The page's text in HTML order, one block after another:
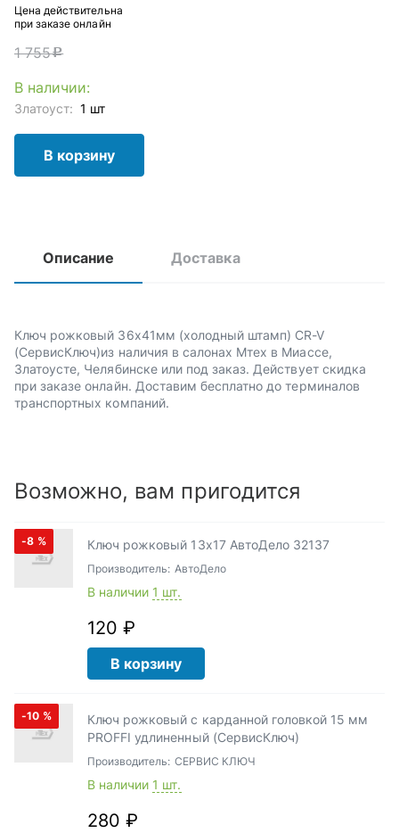
Цена действительна
при заказе онлайн
1 755c
В наличии:
Златоуст: 1 шт
В корзину
Описание Доставка
Ключ рожковый 36х41мм (холодный штамп) CR-V
(СервисКлюч)из наличия в салонах Мтех в Миассе,
Златоусте, Челябинске или под заказ. Действует скидка
при заказе онлайн. Доставим бесплатно до терминалов
транспортных компаний.
Возможно, вам пригодится
-8 % Ключ рожковый 13х17 АвтоДело 32137
Производитель: АвтоДело
В наличии 1 шт.
120 ₽
В корзину
-10 %
Ключ рожковый с карданной головкой 15 мм
PROFFI удлиненный (СервисКлюч)
Производитель: СЕРВИС КЛЮЧ
В наличии 1 шт.
280 ₽